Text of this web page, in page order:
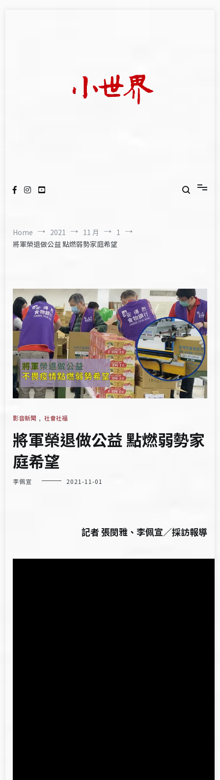
Home 2021 11 月
1
將軍榮退做公益 點燃弱勢家庭希望
影音新聞 , 社會社福
將軍榮退做公益 點燃弱勢家
庭希望
李佩宣 2021-11-01
記者 張閔雅、李佩宣／採訪報導